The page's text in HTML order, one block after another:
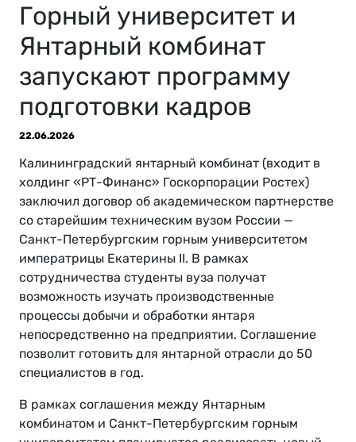
Горный университет и
Янтарный комбинат
запускают программу
подготовки кадров
22.06.2026
Калининградский янтарный комбинат (входит в
холдинг «РТ-Финанс» Госкорпорации Ростех)
заключил договор об академическом партнерстве
со старейшим техническим вузом России —
Санкт-Петербургским горным университетом
императрицы Екатерины II. В рамках
сотрудничества студенты вуза получат
возможность изучать производственные
процессы добычи и обработки янтаря
непосредственно на предприятии. Соглашение
позволит готовить для янтарной отрасли до 50
специалистов в год.
В рамках соглашения между Янтарным
комбинатом и Санкт-Петербургским горным